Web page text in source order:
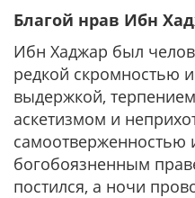
Благой нрав Ибн
Ибн Хаджар был
редкой скромностью
выдержкой,
аскетизмом и
богобоязненным
постился, а ночи